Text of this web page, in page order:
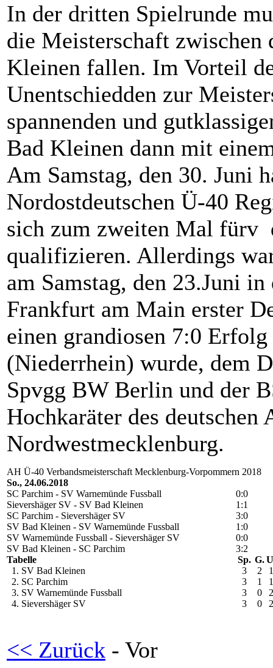
In der dritten Spielrunde
die Meisterschaft zwischen
Kleinen fallen. Im Vorteil
Unentschiedden zur
spannenden und
Bad Kleinen dann mit
Am Samstag, den 30. Juni
Nordostdeutschen Ü-40
sich zum zweiten Mal fürv
qualifizieren. Allerdings
am Samstag, den 23.Juni
Frankfurt am Main erster
einen grandiosen 7:0
(Niederrhein) wurde, dem
Spvgg BW Berlin und der
Hochkaräter des
Nordwestmecklenburg.
AH Ü-40 Verbandsmeisterschaft Mecklenburg-Vorpommern 2018
So., 24.06.2018
SC Parchim - SV Warnemünde Fussball
0:0
Sievershäger SV - SV Bad Kleinen
1:1
SC Parchim - Sievershäger SV
3:0
SV Bad Kleinen - SV Warnemünde Fussball
1:0
SV Warnemünde Fussball - Sievershäger SV
0:0
SV Bad Kleinen - SC Parchim
3:2
Tabelle
Sp. G.
1. SV Bad Kleinen
3 2
1
2. SC Parchim
3 1
1
3. SV Warnemünde Fussball
3 0
2
4. Sievershäger SV
3 0 2
<< Zurück - Vor